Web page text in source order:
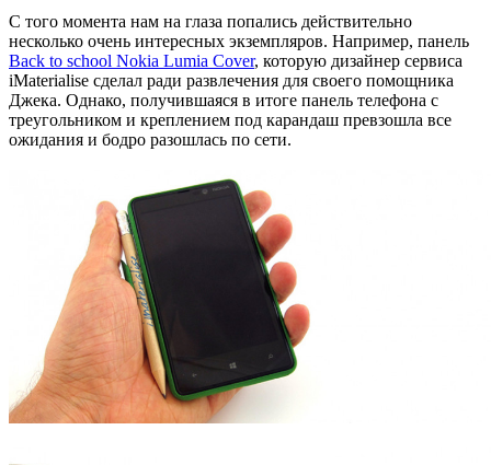
С того момента нам на глаза попались действительно
несколько очень интересных экземпляров. Например, панель
Back to school Nokia Lumia Cover, которую дизайнер сервиса
iMaterialise сделал ради развлечения для своего помощника
Джека. Однако, получившаяся в итоге панель телефона с
треугольником и креплением под карандаш превзошла все
ожидания и бодро разошлась по сети.